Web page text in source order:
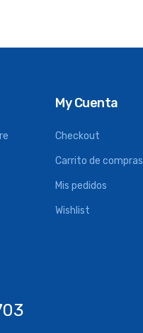
My Cuenta
Checkout
Carrito de compras
Mis pedidos
Wishlist